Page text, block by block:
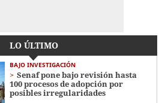
LO ÚLTIMO
BAJO INVESTIGACIÓN
Senaf pone bajo revisión hasta
100 procesos de adopción por
posibles irregularidades